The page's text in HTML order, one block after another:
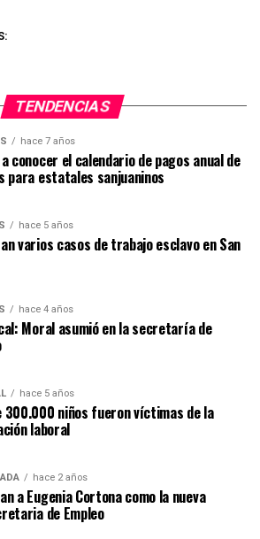
TENDENCIAS
hace 7 años
conocer el calendario de pagos anual de
para estatales sanjuaninos
hace 5 años
varios casos de trabajo esclavo en San
hace 4 años
Moral asumió en la secretaría de
hace 5 años
300.000 niños fueron víctimas de la
laboral
hace 2 años
a Eugenia Cortona como la nueva
de Empleo